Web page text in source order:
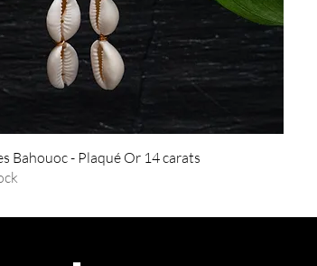
Bahouoc - Plaqué Or 14 carats